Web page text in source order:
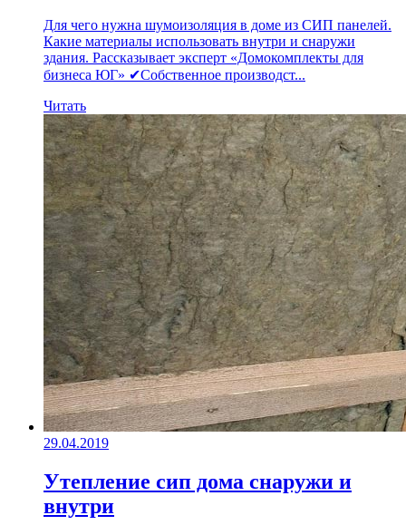
Для чего нужна шумоизоляция в доме из СИП панелей.
Какие материалы использовать внутри и снаружи
здания. Рассказывает эксперт «Домокомплекты для
бизнеса ЮГ» ✔Собственное производст...
Читать
29.04.2019
Утепление сип дома снаружи и
внутри